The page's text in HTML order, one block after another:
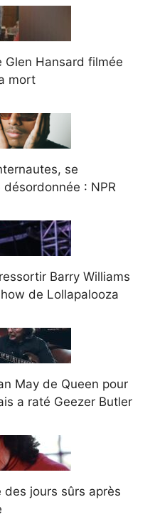
Hansard filmée
mort
se
: NPR
Barry Williams
de Lollapalooza
May de Queen pour
a raté Geezer Butler
jours sûrs après